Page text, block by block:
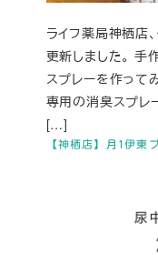
【神栖店】月1伊東
ライフ薬局神栖店
更新しました。 手
スプレーを作って
専用の消臭スプ
[…]